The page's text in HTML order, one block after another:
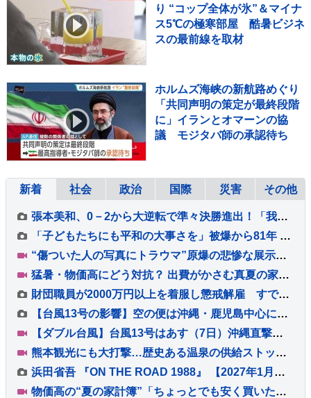
り “コップ全体が氷”＆マイナ
ス5℃の極寒部屋 酷暑ビジネ
スの最前線を取材
ホルムズ海峡の新航路めぐり
「共同声明の策定が最終段階
に」イランとオマーンの協
議 モジタバ師の承認待ち
新着 社会 政治 国際 災害 その他
張本美和、0－2から大逆転で準々決勝進出！「我慢すればチャンスあると思っていた」松島輝空らもベスト8入り【卓球・WTT横浜】
「子どもたちにも平和の大事さを」被爆から81年 「原爆の日」広島で犠牲者を追悼する灯ろう流し 灯ろうには原爆で亡くなった家族や知人の名前
“傷ついた人の写真にトラウマ”原爆の悲惨な展示「見る」「見ない」子どもが選択に賛否【Nスタ解説】
猛暑・物価高にどう対抗？ 出費がかさむ真夏の家計簿…教えて！みんなの節約術、おうちで「おでかけ気分」を味わえる楽しみ方【Nスタ解説】
財団職員が2000万円以上を着服し懲戒解雇 すでに全額を弁済 宇都宮市
【台風13号の影響】空の便は沖縄・鹿児島中心に欠航多数 ANA・JALで7日･8日の欠航すでに計450便超 のべ7万5000人ほどに影響 6日午後8時現在
【ダブル台風】台風13号はあす（7日）沖縄直撃へ、台風15号お盆休み前半に北日本～東日本に接近するおそれ【Nスタ解説】
熊本観光にも大打撃…歴史ある温泉の供給ストップ 休業相次ぐ、深刻被害と長引く避難 復旧・支援は【地震発生から10日】【Nスタ解説】
浜田省吾 『ON THE ROAD 1988』 【2027年1月】全国映画館にて公開決定！ 「キービジュアル」も解禁！！
物価高の“夏の家計簿”「ちょっとでも安く買いたい」ギフト食品解体セールには長蛇の列が 節約術は「特売日を狙って」「お泊まりディズニーから日帰りに」